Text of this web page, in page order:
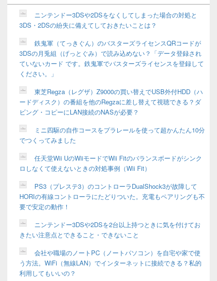
ニンテンドー3DSや2DSをなくしてしまった場合の対処と
3DS・2DSの紛失に備えてしておきたいことは？
鉄鬼軍（てっきぐん）のバスターズライセンスQRコードが
3DSの月兎組（げっとぐみ）で読み込めない？「データ登録され
ていないカード です。鉄鬼軍でバスターズライセンスを登録して
ください。」
東芝Regza（レグザ）Z9000の買い替えでUSB外付HDD（ハ
ードディスク）の番組を他のRegzaに差し替えて視聴できる？ダ
ビング・コピーにLAN接続のNASが必要？
ミニ四駆の自作コースをプラレールを使って超かんたん10分
でつくってみました
任天堂Wii UのWiiモードでWii Fitのバランスボードがシンク
ロしなくて使えないときの対処事例（Wii Fit）
PS3（プレステ3）のコントローラDualShock3が故障して
HORIの有線コントローラにたどりついた。充電もペアリングも不
要で安定の動作！
ニンテンドー3DSや2DSを2台以上持つときに気を付けてお
きたい注意点とできること・できないこと
会社や職場のノートPC（ノートパソコン）を自宅や家で使
う方法。WiFi（無線LAN）でインターネットに接続できる？私的
利用してもいいの？